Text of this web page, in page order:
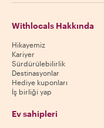
Withlocals Hakkında
Hikayemiz
Kariyer
Sürdürülebilirlik
Destinasyonlar
Hediye kuponları
İş birliği yap
Ev sahipleri